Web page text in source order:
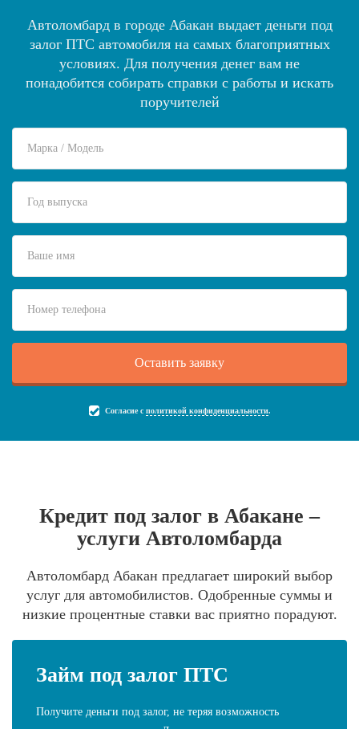
Автоломбард в городе Абакан выдает деньги под
залог ПТС автомобиля на самых благоприятных
условиях. Для получения денег вам не
понадобится собирать справки с работы и искать
поручителей
Согласие с политикой конфиденциальности.
Кредит под залог в Абакане –
услуги Автоломбарда
Автоломбард Абакан предлагает широкий выбор
услуг для автомобилистов. Одобренные суммы и
низкие процентные ставки вас приятно порадуют.
Займ под залог ПТС
Получите деньги под залог, не теряя возможность